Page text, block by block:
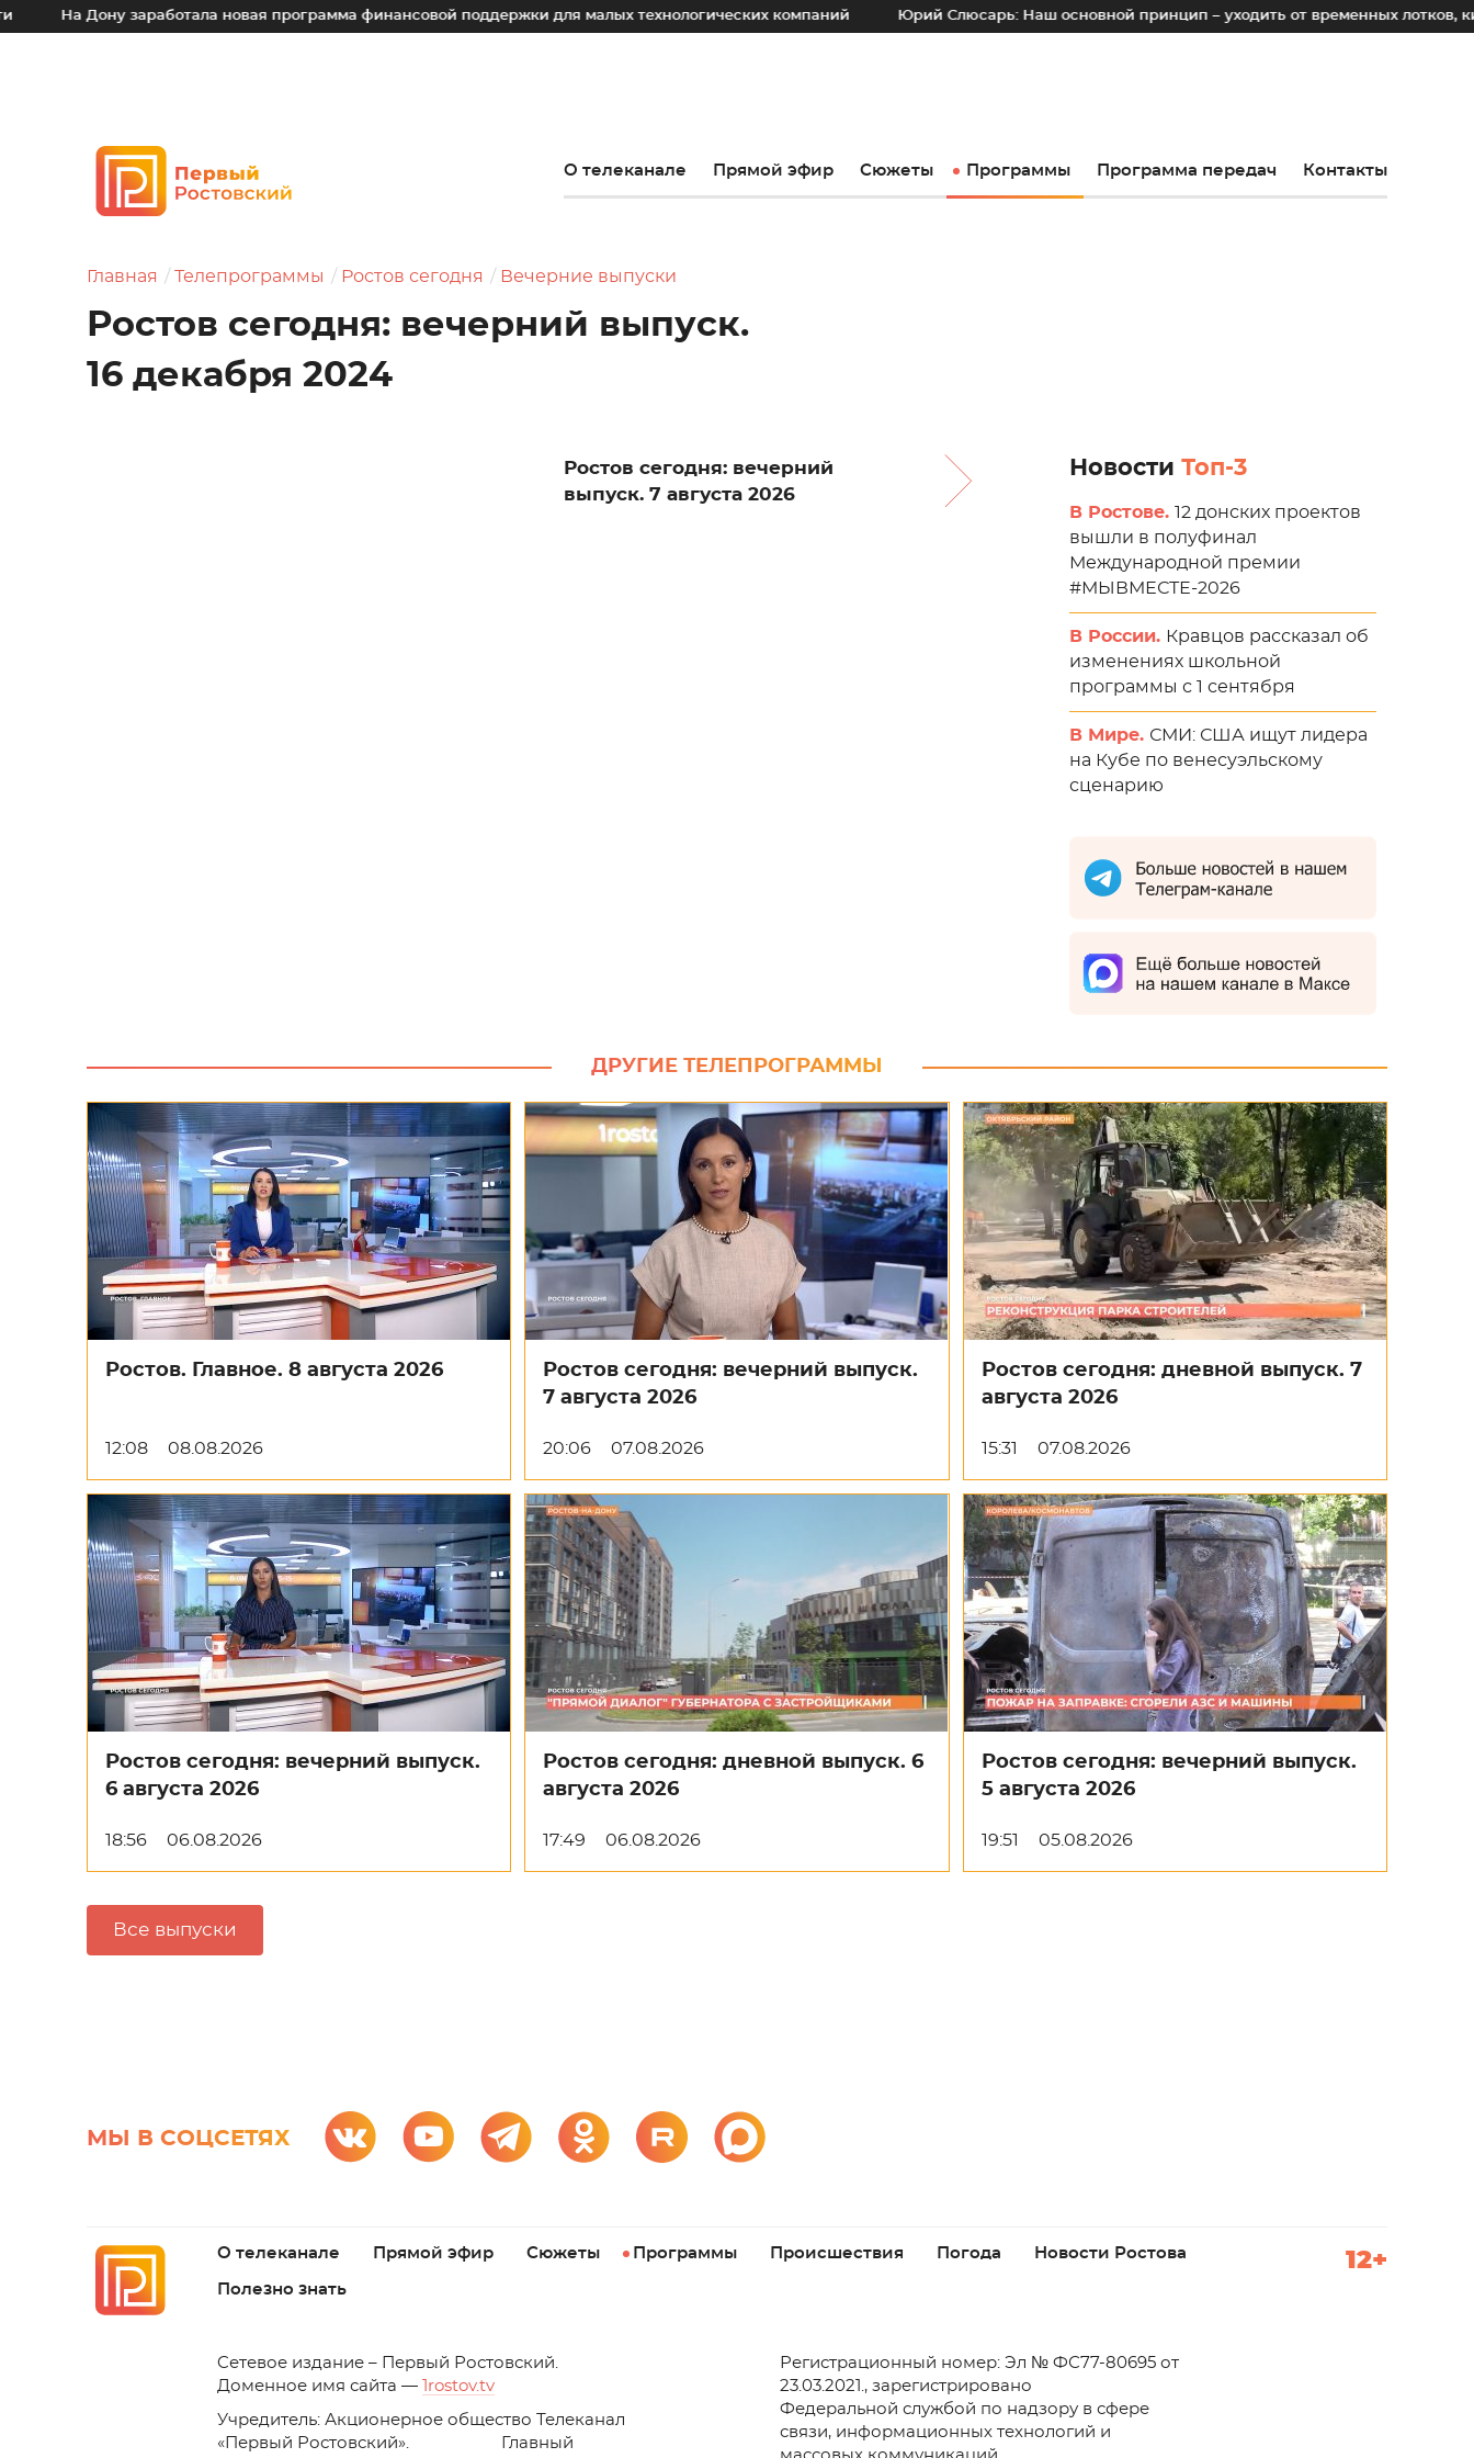
заработала новая программа финансовой поддержки для малых технологических компаний Юрий Слюсарь: Наш основной принцип – уходить от временных лотков, киосков и
О телеканале Прямой эфир Сюжеты Программы Программа передач Контакты
Главная Телепрограммы Ростов сегодня Вечерние выпуски
Ростов сегодня: вечерний выпуск.
16 декабря 2024
Ростов сегодня: вечерний
выпуск. 7 августа 2026
Новости Топ-3
В Ростове. 12 донских проектов
вышли в полуфинал
Международной премии
#МЫВМЕСТЕ-2026
В России. Кравцов рассказал об
изменениях школьной
программы с 1 сентября
В Мире. СМИ: США ищут лидера
на Кубе по венесуэльскому
сценарию
ДРУГИЕ ТЕЛЕПРОГРАММЫ
Ростов. Главное. 8 августа 2026
12:08 08.08.2026
Ростов сегодня: вечерний выпуск.
7 августа 2026
20:06 07.08.2026
Ростов сегодня: дневной выпуск. 7
августа 2026
15:31 07.08.2026
Ростов сегодня: вечерний выпуск.
6 августа 2026
18:56 06.08.2026
Ростов сегодня: дневной выпуск. 6
августа 2026
17:49 06.08.2026
Ростов сегодня: вечерний выпуск.
5 августа 2026
19:51 05.08.2026
Все выпуски
МЫ В СОЦСЕТЯХ
О телеканале Прямой эфир Сюжеты Программы Происшествия Погода Новости Ростова
Полезно знать
12+
Cетевое издание – Первый Ростовский.
Доменное имя сайта —
1rostov.tv
Учредитель: Акционерное общество Телеканал
«Первый Ростовский». Главный
Регистрационный номер: Эл № ФС77-80695 от
23.03.2021., зарегистрировано
Федеральной службой по надзору в сфере
связи, информационных технологий и